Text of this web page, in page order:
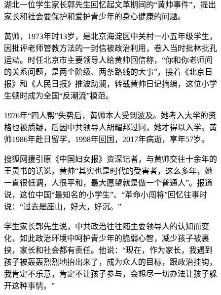
湖北一位学生家长郭先生回忆起文革期间的“黄帅事件”，提出
家长和社会要保护和爱护青少年的身心健康的问题。
黄帅，1973年时13岁，是北京海淀区中关村一小五年级学生，
因批评老师管教方法的一封信被政治利用，卷入当时批林批孔
运动。时任北京市主要领导人给黄帅回信称，“你和你老师间
的关系问题，是两个阶级、两条路线的大事”，接着《北京日
报》和《人民日报》推波助澜，转载黄帅日记摘编，这位小学
生顿时成为全国“反潮流”模范。
1976年“四人帮”失势后，黄帅本人受到波及。她考入大学的资
格也被质疑，后因中共领导人胡耀邦过问，她才得以入学。黄
帅1986年赴日留学，1998年回国，2017年病逝，享年57岁。
搜狐网援引原《中国妇女报》资深记者，与黄帅交往十余年的
王灵书的话说，黄帅“其实也是时代的受害者，这么多年，她
一直很低调，人很平和，最大愿望就是做一个普通人”。报道
说，这位中国“最知名的小学生”、“革命小闯将”回忆往事时
说：“过去是座山，好大，好沉。”
学生家长郭先生说，中共政治往往随主要领导人的认知而变
化，如此政治环境中呵护青少年的脆弱心智，减少孩子被裹
挟，家长和社会都有责任。他说：“现在，作为家长，我遇到
孩子被轰轰烈烈地抬出来了，成为众人的目标，跟政治挂钩，
我肯定不乐意，肯定不让孩子参与，会想尽一切办法让孩子躲
开这种事情。”